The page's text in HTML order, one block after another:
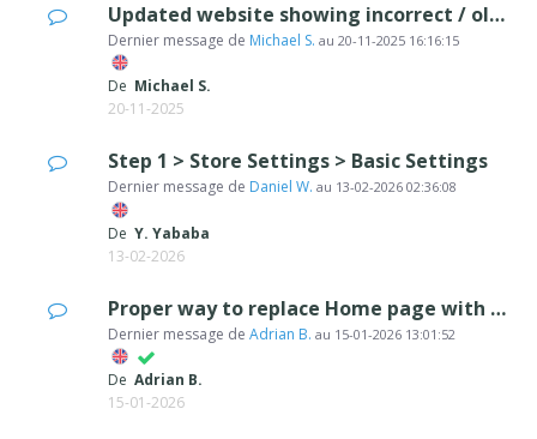
Updated website showing incorrect / old page
Dernier message de Michael S. au 20-11-2025 16:16:15
De Michael S.
20-11-2025
Step 1 > Store Settings > Basic Settings
Dernier message de Daniel W. au 13-02-2026 02:36:08
De Y. Yababa
13-02-2026
Proper way to replace Home page with new one?
Dernier message de Adrian B. au 15-01-2026 13:01:52
De Adrian B.
15-01-2026